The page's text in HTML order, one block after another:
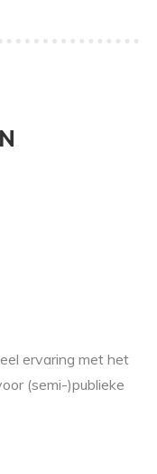
ervaring met het
(semi-)publieke